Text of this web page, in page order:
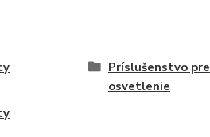
Príslušenstvo pre
osvetlenie